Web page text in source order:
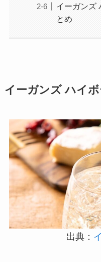
イーガンズ
とめ
イーガンズ ハイ
出典：